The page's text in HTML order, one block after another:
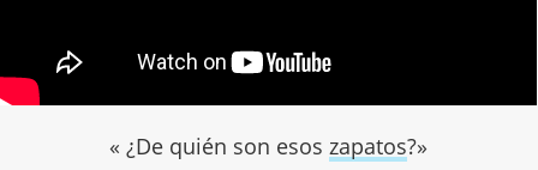
« ¿De quién son esoszapatos?»